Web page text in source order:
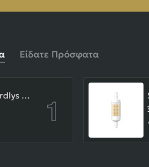
Είδατε Πρόσφατα
SLAMP-Fiordlys Linear Φωτιστικό Κρεμαστό 90x26x33cm White ΚΩΔ.-FRDSXXLWHT01T00LINEU